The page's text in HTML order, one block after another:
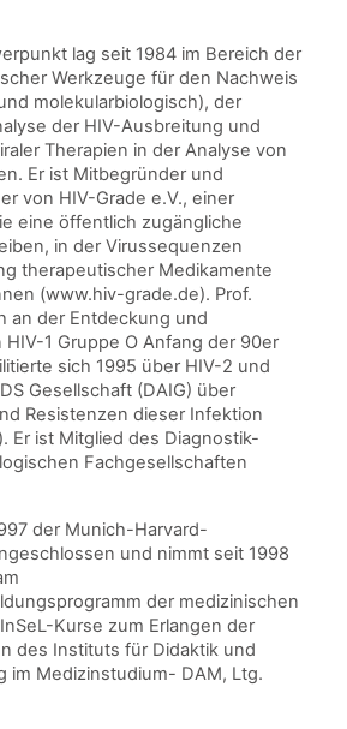
lag seit 1984 im Bereich der
Werkzeuge für den Nachweis
molekularbiologisch), der
der HIV-Ausbreitung und
Therapien in der Analyse von
Er ist Mitbegründer und
von HIV-Grade e.V., einer
eine öffentlich zugängliche
in der Virussequenzen
therapeutischer Medikamente
(www.hiv-grade.de). Prof.
an der Entdeckung und
1 Gruppe O Anfang der 90er
sich 1995 über HIV-2 und
Gesellschaft (DAIG) über
Resistenzen dieser Infektion
Er ist Mitglied des Diagnostik-
Fachgesellschaften
der Munich-Harvard-
und nimmt seit 1998
der medizinischen
Kurse zum Erlangen der
des Instituts für Didaktik und
im Medizinstudium- DAM, Ltg.